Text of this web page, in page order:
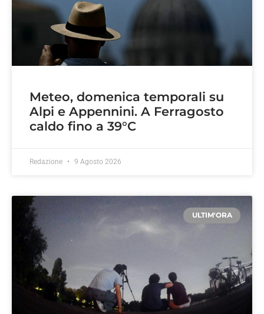
Meteo, domenica temporali su
Alpi e Appennini. A Ferragosto
caldo fino a 39°C
Redazione 9 Agosto 2026
ULTIM'ORA